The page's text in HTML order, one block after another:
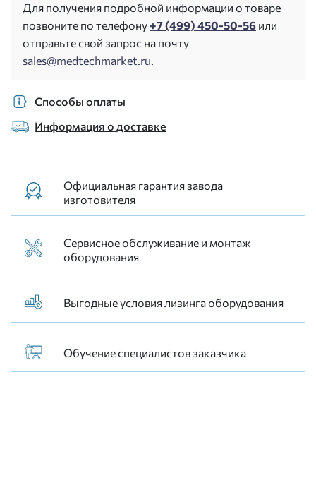
Для получения подробной информации о товаре
позвоните по телефону+7 (499) 450-50-56 или
отправьте свой запрос на почту
sales@medtechmarket.ru.
Способы оплаты
Информация о доставке
Официальная гарантия завода
изготовителя
Сервисное обслуживание и монтаж
оборудования
Выгодные условия лизинга оборудования
Обучение специалистов заказчика